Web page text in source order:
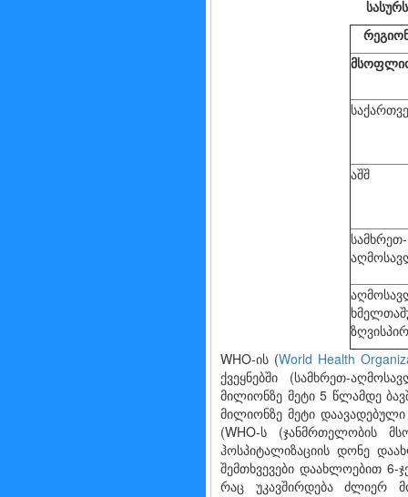
აშშ
სამხრეთ-
WHO-ის (World Health
ქვეყნებში (სამხრეთ-
მილიონზე მეტი 5 წლამდე
მილიონზე მეტი
(WHO-ს (ჯანმრთელობის
ჰოსპიტალიზაციის დონე
შემთხვევები დაახლოებით
რაც უკავშირდება ძლიერ